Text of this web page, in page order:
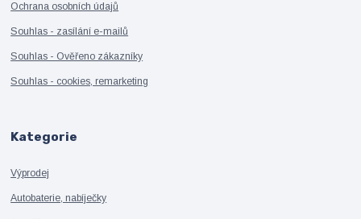
Ochrana osobních údajů
Souhlas - zasílání e-mailů
Souhlas - Ověřeno zákazníky
Souhlas - cookies, remarketing
Kategorie
Výprodej
Autobaterie, nabíječky